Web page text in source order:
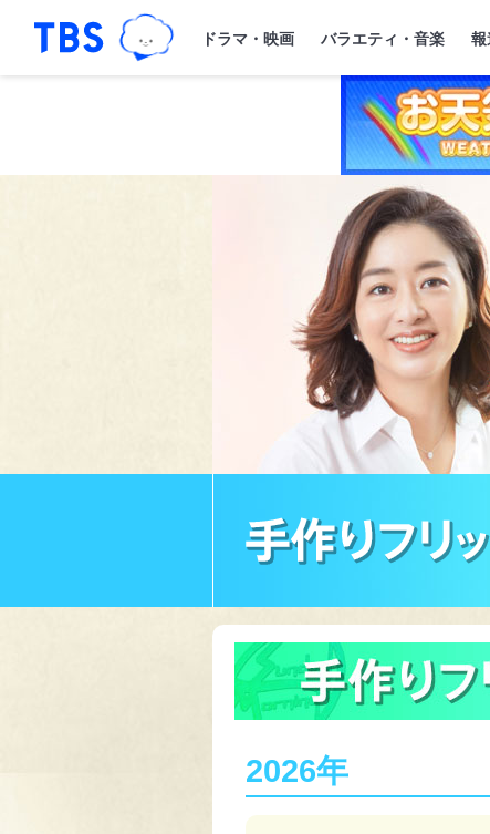
「TBSテレビ｜ときめくときを。」トップペー
ドラマ・映画 バラエティ・音楽
2026年